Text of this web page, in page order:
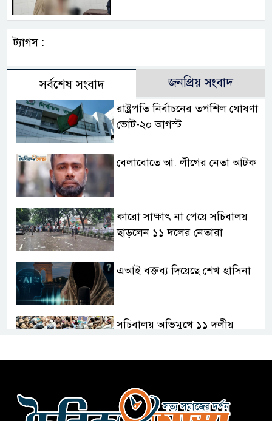
ট্যাগস :
সর্বশেষ সংবাদ জনপ্রিয় সংবাদ
রাষ্ট্রপতি নির্বাচনের তপশিল ঘোষণা
ভোট-২০ আগস্ট
বেলাবোতে আ. লীগের নেতা আটক
কারো সাক্ষাৎ না পেয়ে সচিবালয়
ছাড়লেন ১১ দলের নেতারা
এআই বক্তব্য দিয়েছে শেখ হাসিনা
সচিবালয় অভিমুখে ১১ দলীয়
হাসিনাকে সংবাদমাধ্যমে কথা বলার
সুযোগ দেওয়ায় ঢাকার ক্ষোভ